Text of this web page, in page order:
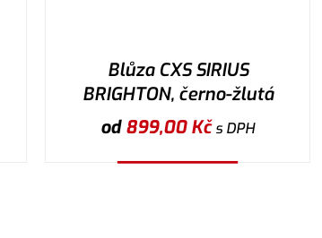
Blůza CXS SIRIUS
BRIGHTON, černo-žlutá
od899,00Kčs DPH